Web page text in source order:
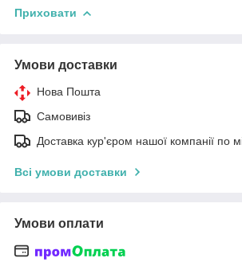
Приховати
Умови доставки
Нова Пошта
Самовивіз
Доставка кур'єром нашої компанії по
Всі умови доставки
Умови оплати